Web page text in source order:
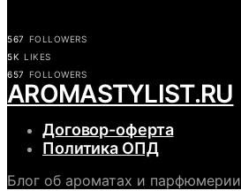
567 FOLLOWERS
5K LIKES
657 FOLLOWERS
АROMASTYLIST.RU
Договор-оферта
Политика ОПД
Блог об ароматах и парфюмерии